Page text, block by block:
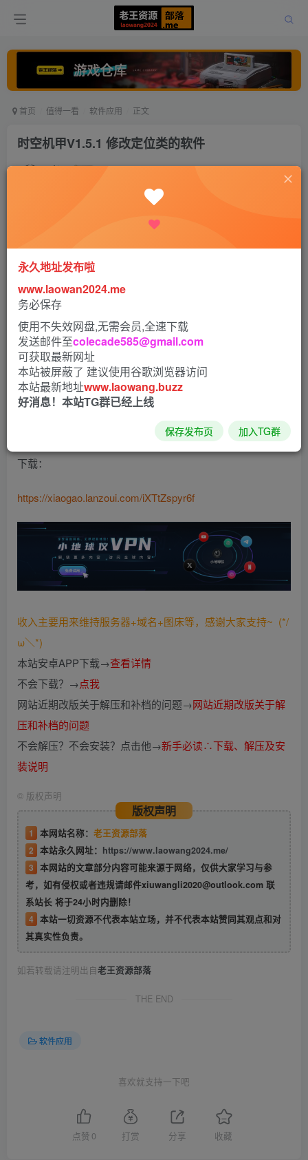
首页 值得一看 软件应用 正文
时空机甲V1.5.1 修改定位类的软件
老王 打赏
软件介绍：
时空机甲app是一款非常火爆的修改定位类的软件，当然我
们软件可以说是非常好地去帮助到用户们在线来进行修改自
己在钉钉的定位的一个打卡的位置，这样就可以让我们用户
们在家就可以非常轻松的去修改这个定位来进行打卡，并且
在操作起来也是非常的简单又方便的，甚至还可以进行一个
在线修改你的打卡的位置的哦。
下载：
https://xiaogao.lanzoui.com/iXTtZspyr6f
收入主要用来维持服务器+域名+图床等，感谢大家支持~ (*/
ω＼*)
本站安卓APP下载→查看详情
不会下载？→点我
网站近期改版关于解压和补档的问题→网站近期改版关于解
压和补档的问题
不会解压？不会安装？点击他→新手必读∴下载、解压及安
装说明
© 版权声明
版权声明
1 本网站名称： 老王资源部落
2 本站永久网址： https://www.laowang2024.me/
3 本网站的文章部分内容可能来源于网络，仅供大家学习与参
考，如有侵权或者违规请邮件xiuwangli2020@outlook.com 联
系站长 将于24小时内删除！
4 本站一切资源不代表本站立场，并不代表本站赞同其观点和对
其真实性负责。
如若转载请注明出自老王资源部落
THE END
软件应用
喜欢就支持一下吧
点赞 0 打赏 分享 收藏
永久地址发布啦
www.laowan2024.me
务必保存
使用不失效网盘,无需会员,全速下载
发送邮件至colecade585@gmail.com
可获取最新网址
本站被屏蔽了 建议使用谷歌浏览器访问
本站最新地址www.laowang.buzz
好消息！本站TG群已经上线
保存发布页 加入TG群